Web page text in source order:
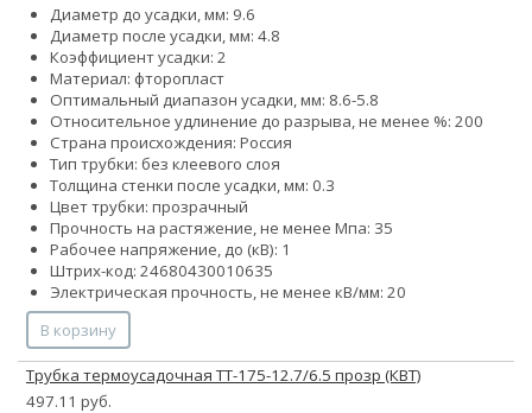
Диаметр до усадки, мм: 9.6
Диаметр после усадки, мм: 4.8
Коэффициент усадки: 2
Материал: фторопласт
Оптимальный диапазон усадки, мм: 8.6-5.8
Относительное удлинение до разрыва, не менее %: 200
Страна происхождения: Россия
Тип трубки: без клеевого слоя
Толщина стенки после усадки, мм: 0.3
Цвет трубки: прозрачный
Прочность на растяжение, не менее Мпа: 35
Рабочее напряжение, до (кВ): 1
Штрих-код: 24680430010635
Электрическая прочность, не менее кВ/мм: 20
В корзину
Трубка термоусадочная ТТ-175-12.7/6.5 прозр (КВТ)
497.11 руб.